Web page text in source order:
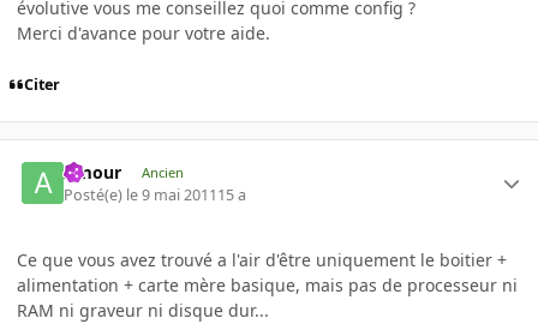
évolutive vous me conseillez quoi comme config ?
Merci d'avance pour votre aide.
Citer
Amour Ancien
Posté(e) le 9 mai 201115 a
Ce que vous avez trouvé a l'air d'être uniquement le boitier +
alimentation + carte mère basique, mais pas de processeur ni
RAM ni graveur ni disque dur...